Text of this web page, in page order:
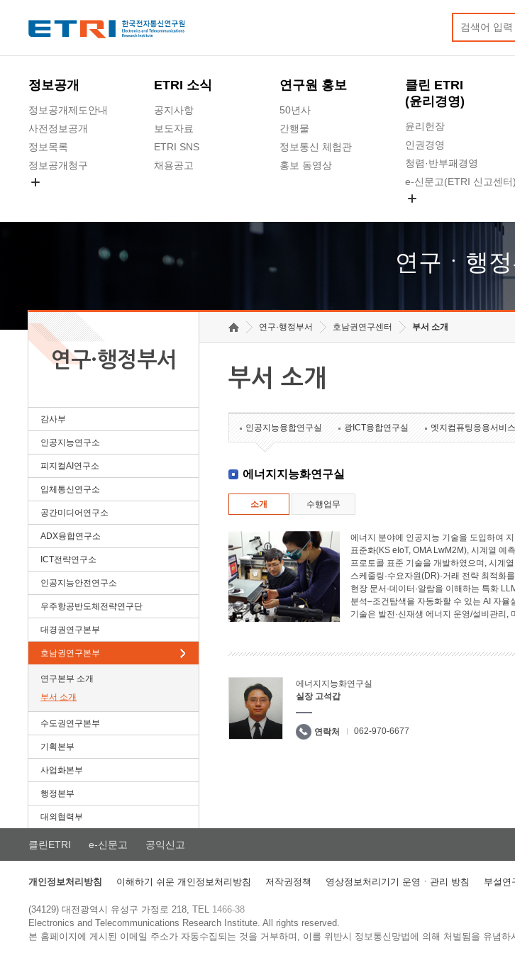
정보공개
정보공개제도안내
사전정보공개
정보목록
정보공개청구
ETRI 소식
공지사항
보도자료
ETRI SNS
채용공고
연구원 홍보
50년사
간행물
정보통신 체험관
홍보 동영상
클린 ETRI
(윤리경영)
윤리헌장
인권경영
청렴·반부패경영
e-신문고(ETRI 신고센터)
고객의소리
수의계약 현황
연구ㆍ행
연구·행정부서
감사부
인공지능연구소
피지컬AI연구소
입체통신연구소
공간미디어연구소
ADX융합연구소
ICT전략연구소
인공지능안전연구소
우주항공반도체전략연구단
대경권연구본부
호남권연구본부
연구본부 소개
부서 소개
수도권연구본부
기획본부
사업화본부
행정본부
대외협력부
연구·행정부서 호남권연구센터 부서 소개
부서 소개
인공지능융합연구실 광ICT융합연구실 엣지컴퓨팅응용서비
에너지지능화연구실
소개 수행업무
에너지 분야에 인공지능 기술을 도입하여
표준화(KS eIoT, OMA LwM2M), 시계열 예
프로토콜 표준 기술을 개발하였으며, 시계
스케줄링·수요자원(DR)·거래 전략 최적화
현장 문서·데이터·알람을 이해하는 특화
분석–조건탐색을 자동화할 수 있는 AI 자
기술은 발전·신재생 에너지 운영/설비관리,
에너지지능화연구실
실장 고석갑
연락처 062-970-6677
클린ETRI e-신문고 공익신고
개인정보처리방침 이해하기 쉬운 개인정보처리방침 저작권정책 영상정보처리기기 운영ㆍ관리 방침 부설연
(34129) 대전광역시 유성구 가정로 218, TEL 1466-38
Electronics and Telecommunications Research Institute.All rights reserved.
본 홈페이지에 게시된 이메일 주소가 자동수집되는 것을 거부하며, 이를 위반시 정보통신망법에 의해 처벌됨을 유념하